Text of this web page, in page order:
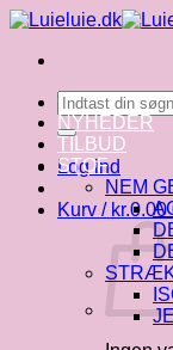
Fortsæt
indhold
Søg
efter:
Log ind
Kurv / kr.0.00
NYHEDER
TILBUD
STOF
NEM